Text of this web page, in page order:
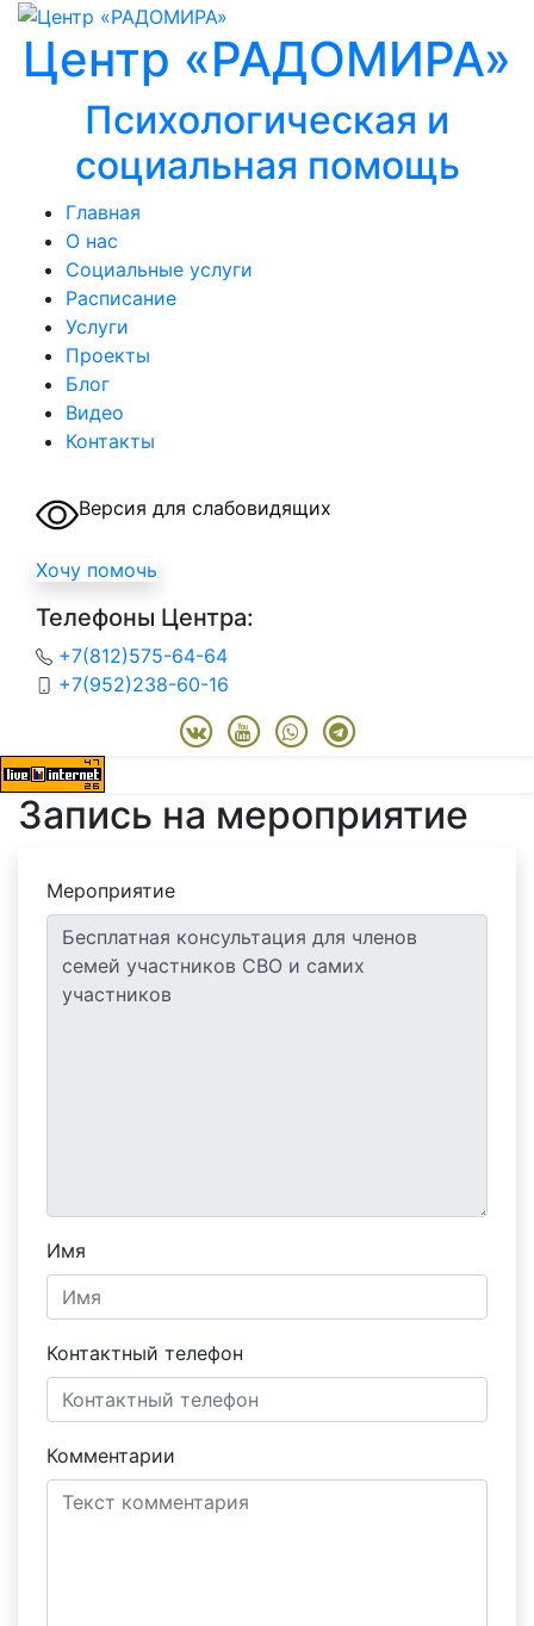
Центр «РАДОМИРА»
Психологическая и
социальная помощь
Главная
О нас
Социальные услуги
Расписание
Услуги
Проекты
Блог
Видео
Контакты
Версия для слабовидящих
Хочу помочь
Телефоны Центра:
+7(812)575-64-64
+7(952)238-60-16
Запись на мероприятие
Мероприятие
Имя
Контактный телефон
Комментарии